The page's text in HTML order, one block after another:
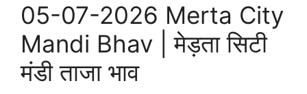
05-07-2026 Merta City
Mandi Bhav | मेड़ता सिटी
मंडी ताजा भाव